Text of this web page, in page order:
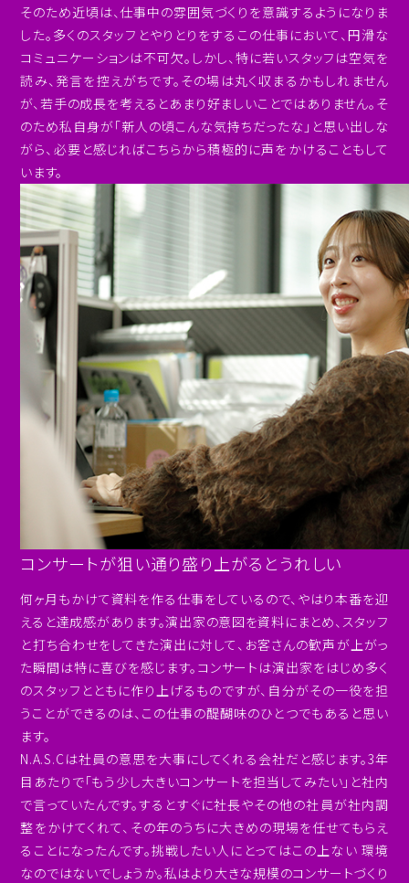
そのため近頃は、仕事中の雰囲気づくりを意識するようになりま
した。多くのスタッフとやりとりをするこの仕事において、円滑な
コミュニケーションは不可欠。しかし、特に若いスタッフは空気を
読み、発言を控えがちです。その場は丸く収まるかもしれません
が、若手の成長を考えるとあまり好ましいことではありません。そ
のため私自身が「新人の頃こんな気持ちだったな」と思い出しな
がら、必要と感じればこちらから積極的に声をかけることもして
います。
コンサートが狙い通り盛り上がるとうれしい
何ヶ月もかけて資料を作る仕事をしているので、やはり本番を迎
えると達成感があります。演出家の意図を資料にまとめ、スタッフ
と打ち合わせをしてきた演出に対して、お客さんの歓声が上がっ
た瞬間は特に喜びを感じます。コンサートは演出家をはじめ多く
のスタッフとともに作り上げるものですが、自分がその一役を担
うことができるのは、この仕事の醍醐味のひとつでもあると思い
ます。
N.A.S.Cは社員の意思を大事にしてくれる会社だと感じます。3年
目あたりで「もう少し大きいコンサートを担当してみたい」と社内
で言っていたんです。するとすぐに社長やその他の社員が社内調
整をかけてくれて、その年のうちに大きめの現場を任せてもらえ
ることになったんです。挑戦したい人にとってはこの上ない 環境
なのではないでしょうか。私はより大きな規模のコンサートづくり